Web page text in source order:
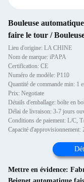
Bouleuse
faire le tour /
Lieu d'origine: LA CHINE
Nom de marque: iPAPA
Certification: CE
Numéro de modèle: P110
Quantité de commande min: 1
Prix: Negotiate
Délai de livraison: 3-7 jours
Conditions de paiement: L/C,
Capacité d'approvisionnement:
Mettre en évidence: